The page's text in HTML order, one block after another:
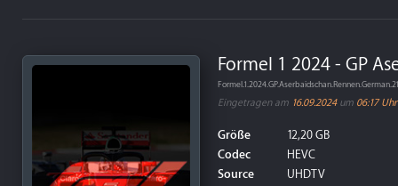
Formel 1 2024 - GP
Eingetragen am 16.09.2024um 06:17 Uhr
Größe
12,20 GB
Codec
HEVC
Source
UHDTV